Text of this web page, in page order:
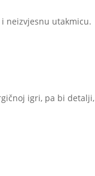
neizvjesnu utakmicu.
igri, pa bi detalji,